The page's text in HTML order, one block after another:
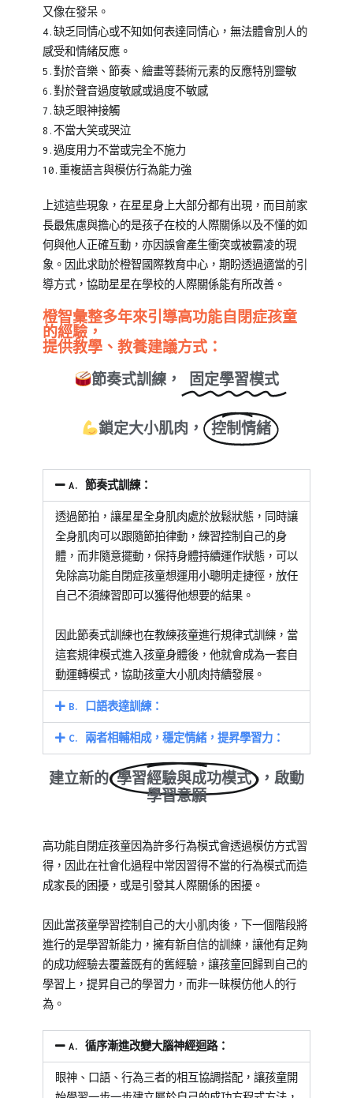
又像在發呆。
4.缺乏同情心或不知如何表達同情心，無法體會別人的
感受和情緒反應。
5.對於音樂、節奏、繪畫等藝術元素的反應特別靈敏
6.對於聲音過度敏感或過度不敏感
7.缺乏眼神接觸
8.不當大笑或哭泣
9.過度用力不當或完全不施力
10.重複語言與模仿行為能力強
上述這些現象，在星星身上大部分都有出現，而目前家
長最焦慮與擔心的是孩子在校的人際關係以及不懂的如
何與他人正確互動，亦因誤會產生衝突或被霸凌的現
象。因此求助於橙智國際教育中心，期盼透過適當的引
導方式，協助星星在學校的人際關係能有所改善。
橙智彙整多年來引導高功能自閉症孩童
的經驗，
提供教學、教養建議方式：
節奏式訓練， 固定學習模式
鎖定大小肌肉， 控制情緒
A. 節奏式訓練：
透過節拍，讓星星全身肌肉處於放鬆狀態，同時讓
全身肌肉可以跟隨節拍律動，練習控制自己的身
體，而非隨意擺動，保持身體持續運作狀態，可以
免除高功能自閉症孩童想運用小聰明走捷徑，放任
自己不須練習即可以獲得他想要的結果。
因此節奏式訓練也在教練孩童進行規律式訓練，當
這套規律模式進入孩童身體後，他就會成為一套自
動運轉模式，協助孩童大小肌肉持續發展。
B. 口語表達訓練：
C. 兩者相輔相成，穩定情緒，提昇學習力：
建立新的 學習經驗與成功模式
，啟動
學習意願
高功能自閉症孩童因為許多行為模式會透過模仿方式習
得，因此在社會化過程中常因習得不當的行為模式而造
成家長的困擾，或是引發其人際關係的困擾。
因此當孩童學習控制自己的大小肌肉後，下一個階段將
進行的是學習新能力，擁有新自信的訓練，讓他有足夠
的成功經驗去覆蓋既有的舊經驗，讓孩童回歸到自己的
學習上，提昇自己的學習力，而非一昧模仿他人的行
為。
A. 循序漸進改變大腦神經迴路：
眼神、口語、行為三者的相互協調搭配，讓孩童開